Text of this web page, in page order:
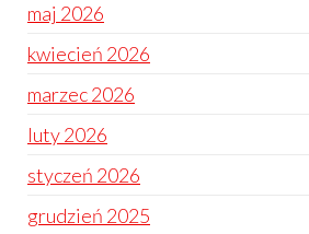
maj 2026
kwiecień 2026
marzec 2026
luty 2026
styczeń 2026
grudzień 2025